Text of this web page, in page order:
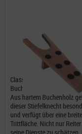
Classic Stiefelknecht aus
Buchenholz mit
Aus hartem Buchenholz
dieser Stiefelknecht
und verfügt über eine breite
Trittfläche. Nicht nur